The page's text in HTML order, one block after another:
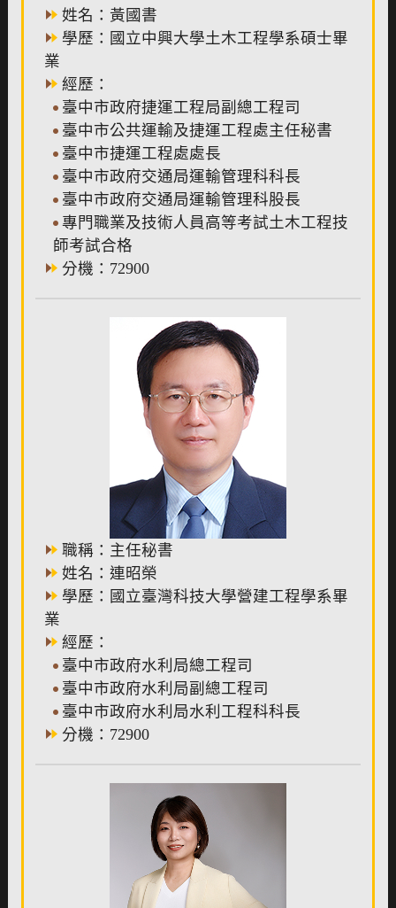
姓名：黃國書
學歷：國立中興大學土木工程學系碩士畢
業
經歷：
臺中市政府捷運工程局副總工程司
臺中市公共運輸及捷運工程處主任秘書
臺中市捷運工程處處長
臺中市政府交通局運輸管理科科長
臺中市政府交通局運輸管理科股長
專門職業及技術人員高等考試土木工程技
師考試合格
分機：72900
職稱：主任秘書
姓名：連昭榮
學歷：國立臺灣科技大學營建工程學系畢
業
經歷：
臺中市政府水利局總工程司
臺中市政府水利局副總工程司
臺中市政府水利局水利工程科科長
分機：72900